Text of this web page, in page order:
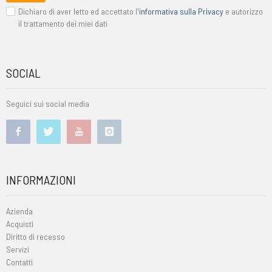
Dichiaro di aver letto ed accettato l'informativa sulla Privacy e autorizzo
il trattamento dei miei dati
SOCIAL
Seguici sui social media
INFORMAZIONI
Azienda
Acquisti
Diritto di recesso
Servizi
Contatti